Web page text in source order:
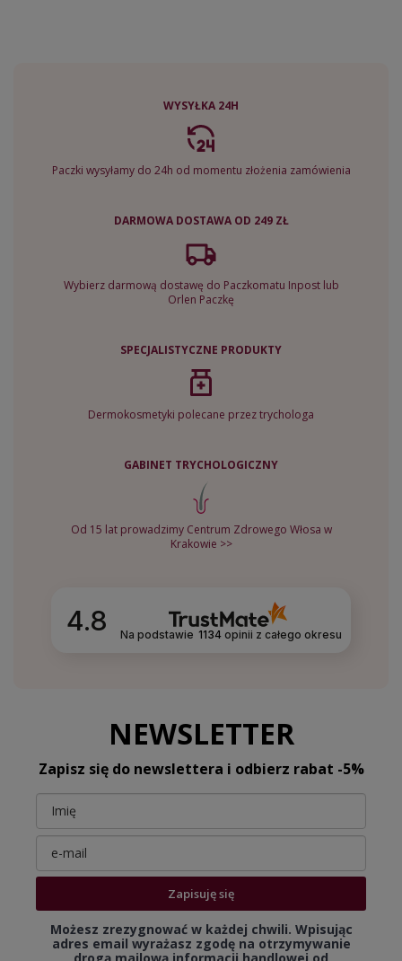
WYSYŁKA 24H
Paczki wysyłamy do 24h od momentu złożenia zamówienia
DARMOWA DOSTAWA OD 249 ZŁ
Wybierz darmową dostawę do Paczkomatu Inpost lub
Orlen Paczkę
SPECJALISTYCZNE PRODUKTY
Dermokosmetyki polecane przez trychologa
GABINET TRYCHOLOGICZNY
Od 15 lat prowadzimy Centrum Zdrowego Włosa w
Krakowie >>
4.8 Na podstawie 1134opinii z całego okresu
NEWSLETTER
Zapisz się do newslettera i odbierz rabat -5%
Zapisuję się
Możesz zrezygnować w każdej chwili. Wpisując
adres email wyrażasz zgodę na otrzymywanie